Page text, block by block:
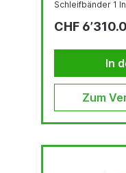
Schleifbänder 1
CHF
In
Zum